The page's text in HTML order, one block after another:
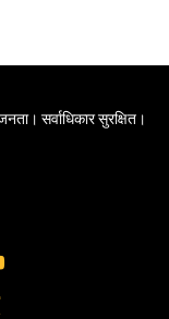
सर्वाधिकार सुरक्षित।